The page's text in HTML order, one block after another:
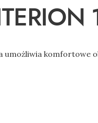
umożliwia komfortowe